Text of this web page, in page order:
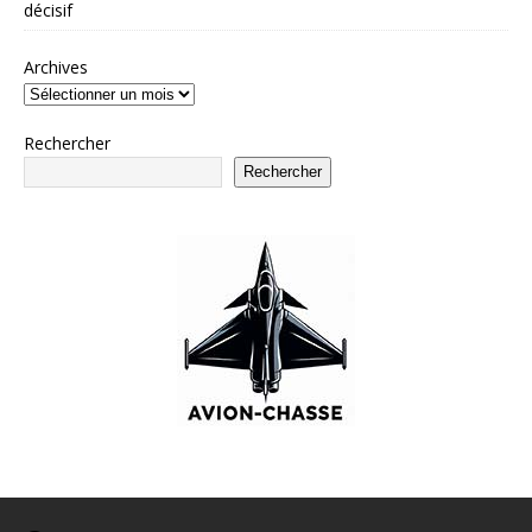
décisif
Archives
Rechercher
Rechercher